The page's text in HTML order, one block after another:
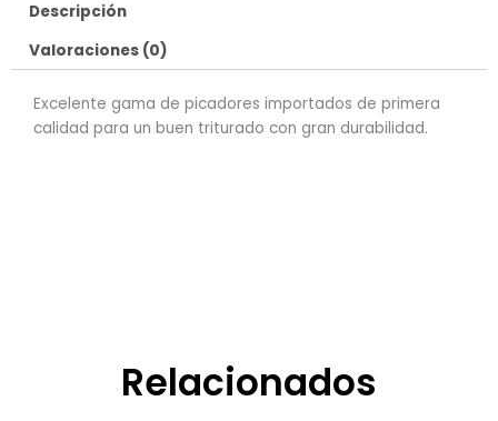
Descripción
Valoraciones (0)
Excelente gama de picadores importados de primera
calidad para un buen triturado con gran durabilidad.
Relacionados